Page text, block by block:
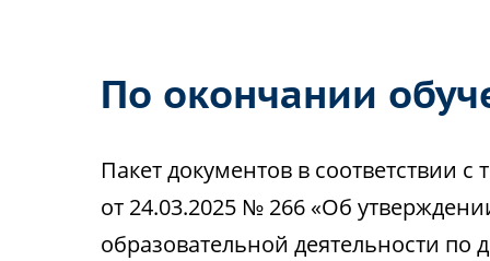
По окончании
Пакет документов в соответствии
от 24.03.2025 № 266 «Об
образовательной деятельности